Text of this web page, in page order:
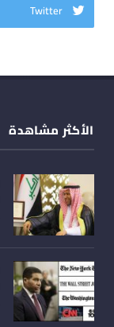
Twitter
الأكثر مشاهدة